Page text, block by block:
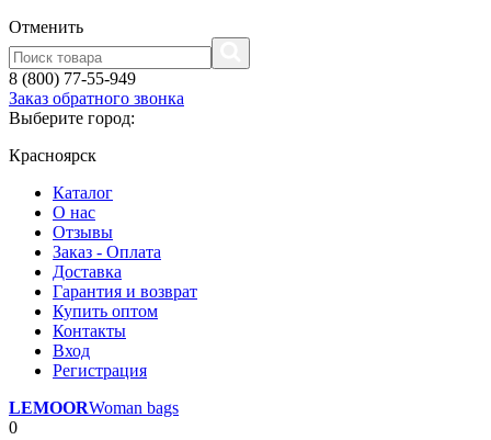
Отменить
8 (800) 77-55-949
Заказ обратного звонка
Выберите город:
Красноярск
Каталог
О нас
Отзывы
Заказ - Оплата
Доставка
Гарантия и возврат
Купить оптом
Контакты
Вход
Регистрация
LEMOORWoman bags
0